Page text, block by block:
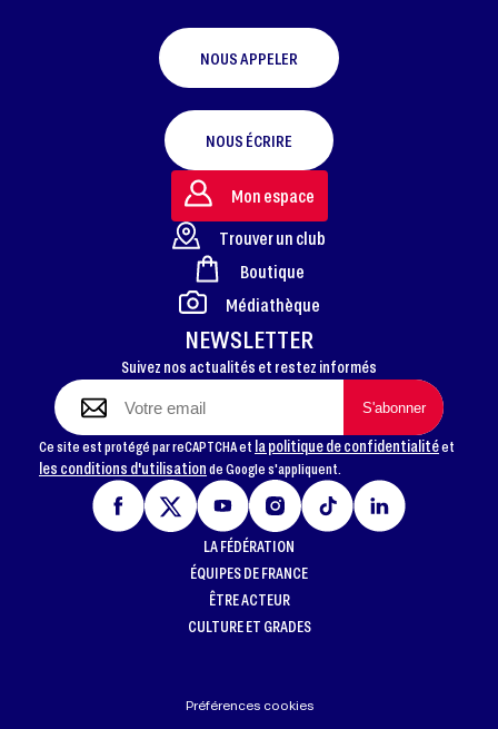
FOOTER
NOUS APPELER
NOUS ÉCRIRE
NEWSLETTER
Suivez nos actualités et restez informés
Ce site est protégé par reCAPTCHA et la politique de confidentialitéet
les conditions d'utilisationde Google s'appliquent.
Mon espace
Trouver un club
Boutique
Médiathèque
LA FÉDÉRATION
ÉQUIPES DE FRANCE
ÊTRE ACTEUR
CULTURE ET GRADES
Préférences cookies